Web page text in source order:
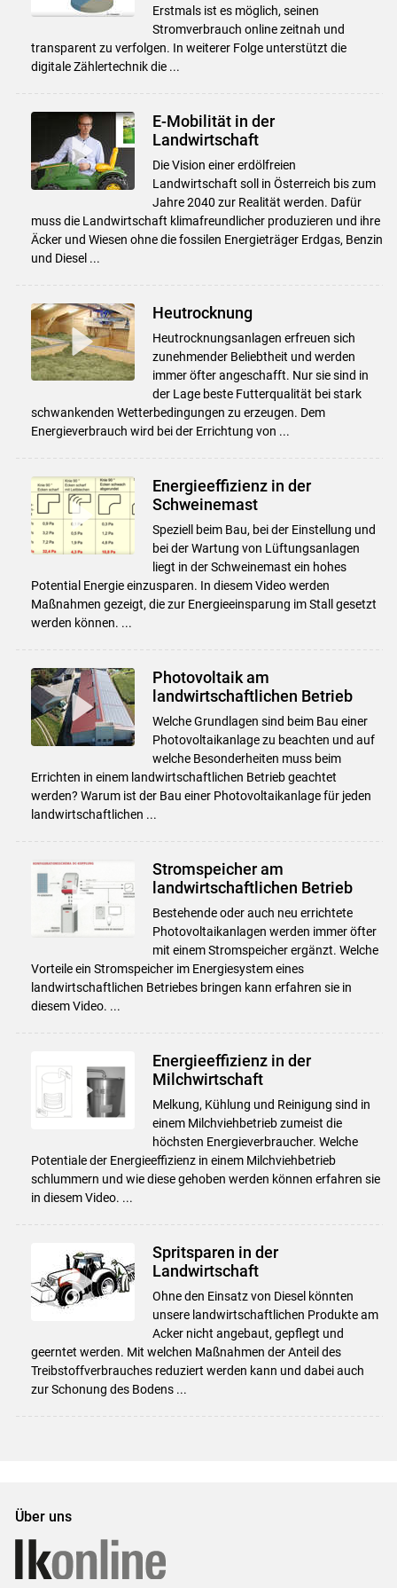
Erstmals ist es möglich, seinen
Stromverbrauch online zeitnah und
transparent zu verfolgen. In weiterer Folge unterstützt die
digitale Zählertechnik die ...
E-Mobilität in der
Landwirtschaft
Die Vision einer erdölfreien
Landwirtschaft soll in Österreich bis zum
Jahre 2040 zur Realität werden. Dafür
muss die Landwirtschaft klimafreundlicher produzieren und ihre
Äcker und Wiesen ohne die fossilen Energieträger Erdgas, Benzin
und Diesel ...
Heutrocknung
Heutrocknungsanlagen erfreuen sich
zunehmender Beliebtheit und werden
immer öfter angeschafft. Nur sie sind in
der Lage beste Futterqualität bei stark
schwankenden Wetterbedingungen zu erzeugen. Dem
Energieverbrauch wird bei der Errichtung von ...
Energieeffizienz in der
Schweinemast
Speziell beim Bau, bei der Einstellung und
bei der Wartung von Lüftungsanlagen
liegt in der Schweinemast ein hohes
Potential Energie einzusparen. In diesem Video werden
Maßnahmen gezeigt, die zur Energieeinsparung im Stall gesetzt
werden können. ...
Photovoltaik am
landwirtschaftlichen Betrieb
Welche Grundlagen sind beim Bau einer
Photovoltaikanlage zu beachten und auf
welche Besonderheiten muss beim
Errichten in einem landwirtschaftlichen Betrieb geachtet
werden? Warum ist der Bau einer Photovoltaikanlage für jeden
landwirtschaftlichen ...
Stromspeicher am
landwirtschaftlichen Betrieb
Bestehende oder auch neu errichtete
Photovoltaikanlagen werden immer öfter
mit einem Stromspeicher ergänzt. Welche
Vorteile ein Stromspeicher im Energiesystem eines
landwirtschaftlichen Betriebes bringen kann erfahren sie in
diesem Video. ...
Energieeffizienz in der
Milchwirtschaft
Melkung, Kühlung und Reinigung sind in
einem Milchviehbetrieb zumeist die
höchsten Energieverbraucher. Welche
Potentiale der Energieeffizienz in einem Milchviehbetrieb
schlummern und wie diese gehoben werden können erfahren sie
in diesem Video. ...
Spritsparen in der
Landwirtschaft
Ohne den Einsatz von Diesel könnten
unsere landwirtschaftlichen Produkte am
Acker nicht angebaut, gepflegt und
geerntet werden. Mit welchen Maßnahmen der Anteil des
Treibstoffverbrauches reduziert werden kann und dabei auch
zur Schonung des Bodens ...
Über uns